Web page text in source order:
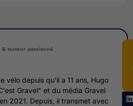
& testeur passionné
vélo depuis qu'il a 11 ans, Hugo
Gravel" et du média Gravel
2021. Depuis, il transmet avec